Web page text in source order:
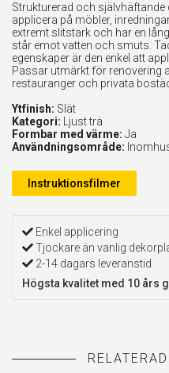
Strukturerad och
applicera på möbler,
extremt slitstark och har en
står emot vatten och smuts.
egenskaper är den enkel att
Passar utmärkt för renovering
restauranger och privata
Ytfinish: Slät
Kategori: Ljust trä
Formbar med värme: Ja
Användningsområde:
Instruktionsfilmer
Enkel applicering
Tjockare än vanlig
2-14 dagars leveranstid
Högsta kvalitet med 10 års